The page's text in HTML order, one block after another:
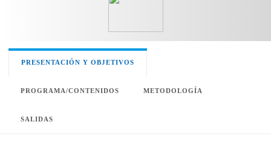
PRESENTACIÓN Y OBJETIVOS
PROGRAMA/CONTENIDOS METODOLOGÍA
SALIDAS